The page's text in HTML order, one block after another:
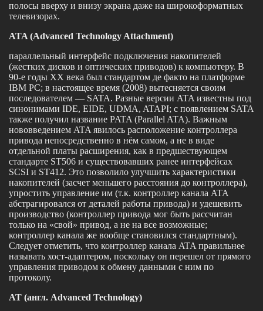
полосы вверху и внизу экрана даже на широкоформатных
телевизорах.
ATA (Advanced Technology Attachment)
параллельный интерфейс подключения накопителей
(жестких дисков и оптических приводов) к компьютеру. В
90-е годы XX века был стандартом де факто на платформе
IBM PC; в настоящее время (2008) вытесняется своим
последователем — SATA. Разные версии ATA известны под
синонимами IDE, EIDE, UDMA, ATAPI; с появлением SATA
также получил название PATA (Parallel ATA). Важным
нововведением ATA явилось расположение контроллера
привода непосредственно в нём самом, а не в виде
отдельной платы расширения, как в предшествующем
стандарте ST506 и существовавших ранее интерфейсах
SCSI и ST412. Это позволило улучшить характеристики
накопителей (засчет меньшего расстояния до контроллера),
упростить управление им (т.к. контроллер канала ATA
абстрагировался от деталей работы привода) и удешевить
производство (контроллер привода мог быть рассчитан
только на «свой» привод, а не на все возможные;
контроллер канала же вообще становился стандартным).
Следует отметить, что контроллер канала ATA правильнее
называть хост-адаптером, поскольку он перешел от прямого
управления приводом к обмену данными с ним по
протоколу.
AT (англ. Advanced Technology)